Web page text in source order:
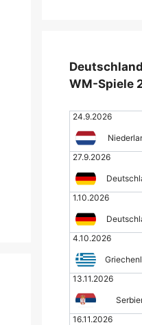
WM-Spiele
24.9.2026
27.9.2026
1.10.2026
4.10.2026
13.11.2026
16.11.2026